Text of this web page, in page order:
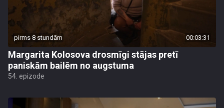
pirms 8 stundām 00:03:31
Margarita Kolosova drosmīgi stājas pretī
paniskām bailēm no augstuma
54. epizode